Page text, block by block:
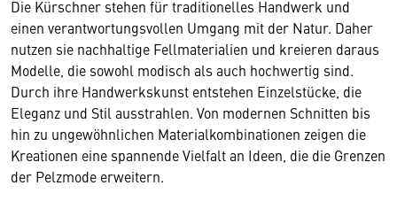
Die Kürschner stehen für traditionelles Handwerk und
einen verantwortungsvollen Umgang mit der Natur. Daher
nutzen sie nachhaltige Fellmaterialien und kreieren daraus
Modelle, die sowohl modisch als auch hochwertig sind.
Durch ihre Handwerkskunst entstehen Einzelstücke, die
Eleganz und Stil ausstrahlen. Von modernen Schnitten bis
hin zu ungewöhnlichen Materialkombinationen zeigen die
Kreationen eine spannende Vielfalt an Ideen, die die Grenzen
der Pelzmode erweitern.